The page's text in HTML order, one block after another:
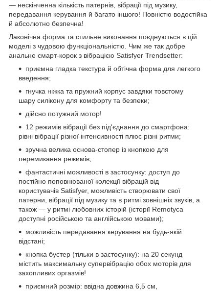
— нескінченна кількість патернів, вібрації під музику,
передавання керування й багато іншого! Повністю водостійка
й абсолютно безпечна!
Лаконічна форма та стильне виконання поєднуються в цій
моделі з чудовою функціональністю. Чим же так добре
анальне смарт-корок з вібрацією Satisfyer Trendsetter:
приємна гладка текстура й обтічна форма для легкого
введення;
гнучка ніжка та пружний корпус завдяки товстому
шару силікону для комфорту та безпеки;
дійсно потужний мотор!
12 режимів вібрації без під'єднання до смартфона:
рівні вібрації різної інтенсивності плюс різні ритми;
зручна велика основа-стопер із кнопкою для
перемикання режимів;
фантастичні можливості в застосунку: доступ до
постійно поповнюваної колекції вібрацій від
користувачів Satisfyer, можливість створювати свої
патерни, вібрації під музику та в ритмі зовнішніх звуків, а
також — у ритмі любовних історій (історії Remotyca
доступні російською та англійською мовами);
можливість передавання керування на будь-якій
відстані;
кнопка бустер (тільки в застосунку): на 20 секунд
містить максимальну супервібрацію обох моторів для
захопливих оргазмів!
приємний розмір: ввідна довжина 6,5 см,